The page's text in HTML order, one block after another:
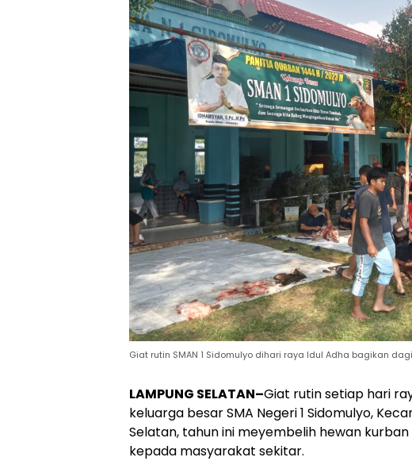
Giat rutin SMAN 1 Sidomulyo dihari raya Idul Adha bagikan
LAMPUNG SELATAN–Giat rutin setiap hari
keluarga besar SMA Negeri 1 Sidomulyo,
Selatan, tahun ini meyembelih hewan
kepada masyarakat sekitar.